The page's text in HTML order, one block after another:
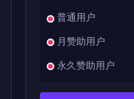
普通用户
月赞助用户
永久赞助用户